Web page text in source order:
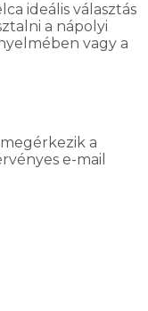
ideális választás
a nápolyi
vagy a
a
e-mail